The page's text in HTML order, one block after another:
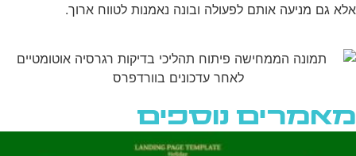
אלא גם מניעה אותם לפעולה ובונה נאמנות לטווח ארוך.
מאמרים נוספים